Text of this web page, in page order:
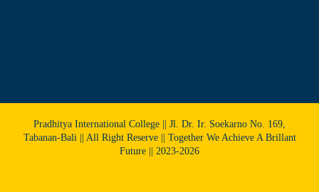
Pradhitya International College || Jl. Dr. Ir. Soekarno No. 169,
Tabanan-Bali || All Right Reserve || Together We Achieve A Brillant
Future || 2023-2026